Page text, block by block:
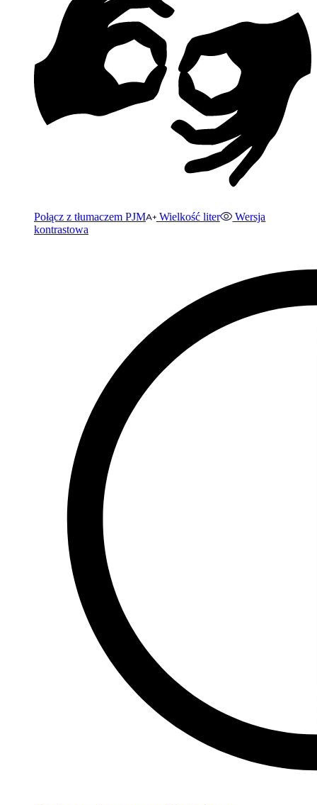
Połącz z tłumaczem PJM Wielkość liter
Wersja
kontrastowa